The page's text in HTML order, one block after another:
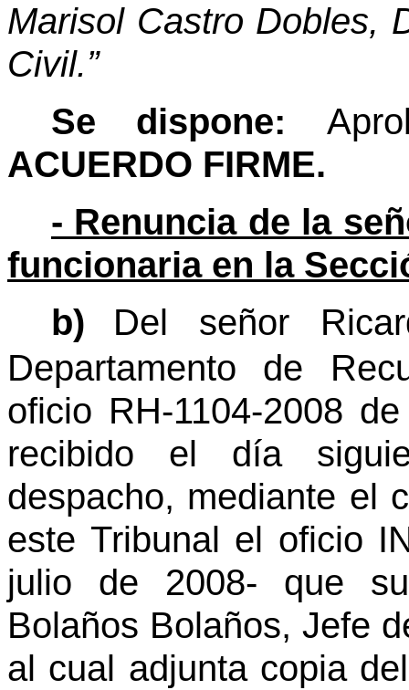
Marisol Castro Dobles,
Civil.”
Se dispone:
ACUERDO FIRME.
- Renuncia de la
funcionaria en la
b)
Del señor
Departamento de
oficio RH-1104-2008
recibido el día
despacho, mediante el
este Tribunal el oficio
julio de 2008- que
Bolaños Bolaños, Jefe
al cual adjunta copia